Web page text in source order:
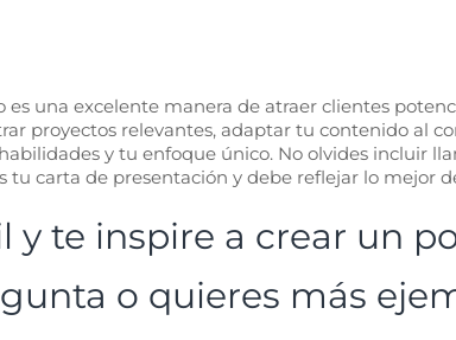
una excelente manera de atraer clientes
proyectos relevantes, adaptar tu contenido al
y tu enfoque único. No olvides incluir
tu carta de presentación y debe reflejar lo mejor
y te inspire a crear un
o quieres más